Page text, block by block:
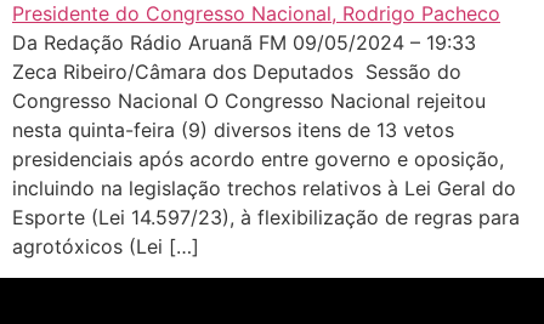
Da Redação Rádio Aruanã FM 09/05/2024 – 19:33
Zeca Ribeiro/Câmara dos Deputados Sessão do
Congresso Nacional O Congresso Nacional rejeitou
nesta quinta-feira (9) diversos itens de 13 vetos
presidenciais após acordo entre governo e oposição,
incluindo na legislação trechos relativos à Lei Geral do
Esporte (Lei 14.597/23), à flexibilização de regras para
agrotóxicos (Lei […]